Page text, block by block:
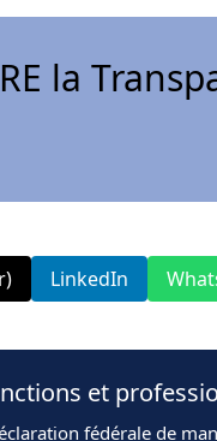
la
LinkedIn
et
fédérale de